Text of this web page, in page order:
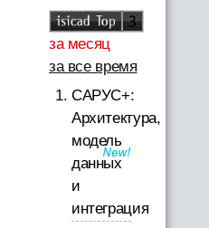
за месяц
за все время
САРУС+:
Архитектура,
модель
данных
и
интеграция